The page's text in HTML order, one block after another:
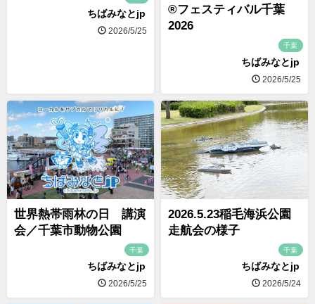
ちばみなとjp
2026/5/25
®フェスティバル千葉
2026
千葉
ちばみなとjp
2026/5/25
世界熱帯雨林の日 講演
会／千葉市動物公園
千葉
ちばみなとjp
2026/5/25
2026.5.23稲毛海浜公園
走航会の様子
千葉
ちばみなとjp
2026/5/24